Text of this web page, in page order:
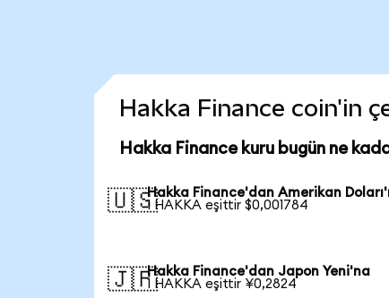
Hakka Finance coin'in
Hakka Finance kuru bugün ne
🇺🇸Hakka Finance'dan Amerikan
1 HAKKA eşittir $0,001784
🇯🇵Hakka Finance'dan Japon Yeni'na
1 HAKKA eşittir ¥0,2824